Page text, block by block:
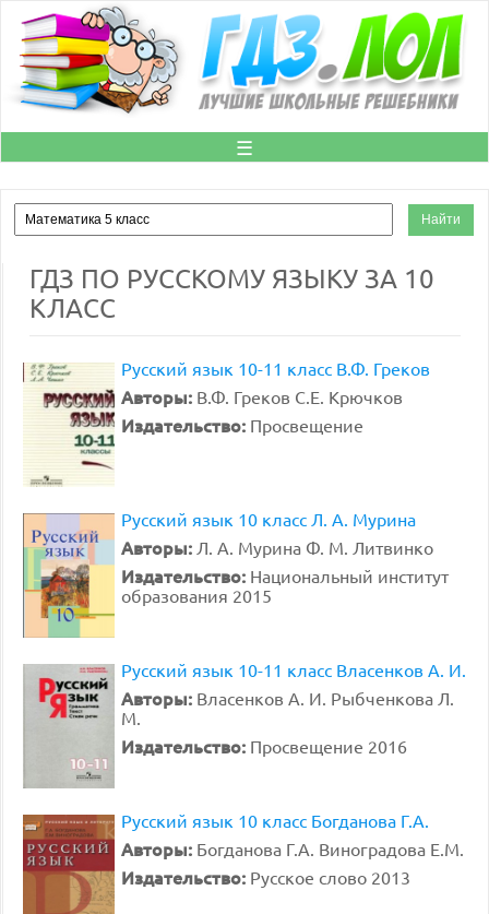
☰
ГДЗ ПО РУССКОМУ ЯЗЫКУ ЗА 10
КЛАСС
Русский язык 10-11 класс В.Ф. Греков
Авторы: В.Ф. Греков С.Е. Крючков
Издательство: Просвещение
Русский язык 10 класс Л. А. Мурина
Авторы: Л. А. Мурина Ф. М. Литвинко
Издательство: Национальный институт
образования 2015
Русский язык 10-11 класс Власенков А. И.
Авторы: Власенков А. И. Рыбченкова Л.
М.
Издательство: Просвещение 2016
Русский язык 10 класс Богданова Г.А.
Авторы: Богданова Г.А. Виноградова Е.М.
Издательство: Русское слово 2013